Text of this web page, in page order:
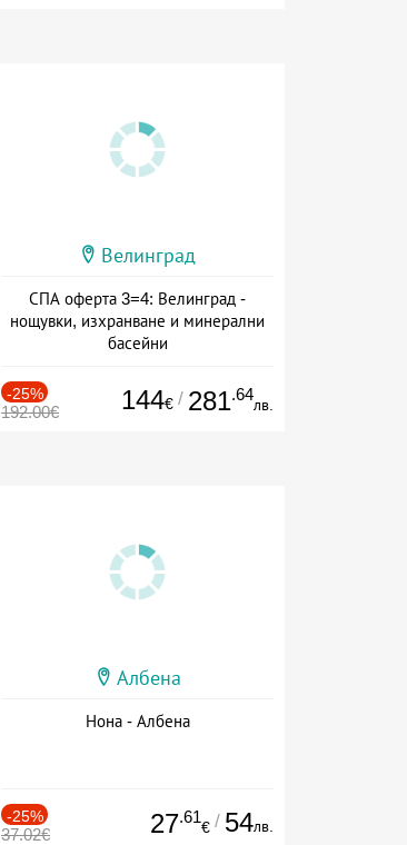
Велинград
СПА оферта 3=4: Велинград -
нощувки, изхранване и минерални
басейни
-25%
192.00€ 144€ / 281.64
лв.
Албена
Нона - Албена
-25%
37.02€ 27.61
€ / 54лв.